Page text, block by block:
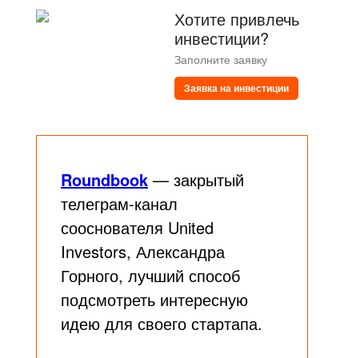
Хотите привлечь
инвестиции?
Заполните заявку
Заявка на инвестиции
Roundbook — закрытый
телеграм-канал
сооснователя United
Investors, Александра
Горного, лучший способ
подсмотреть интересную
идею для своего стартапа.